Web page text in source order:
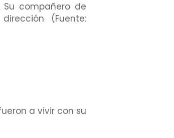
compañero de
(Fuente:
a vivir con su